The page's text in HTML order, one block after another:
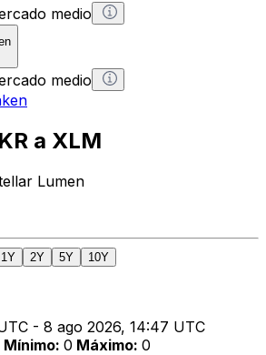
medio
medio
a XLM
Lumen
1Y 2Y 5Y 10Y
- 8 ago 2026, 14:47 UTC
Mínimo: 0 Máximo: 0